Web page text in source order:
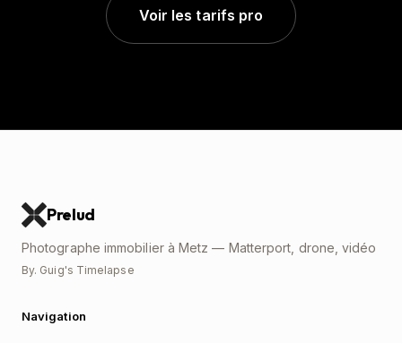
Voir les tarifs pro
Prelud
Photographe immobilier à Metz — Matterport, drone, vidéo
By. Guig's Timelapse
Navigation